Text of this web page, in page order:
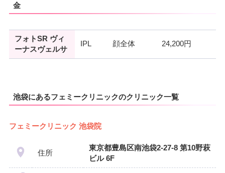
金
フォトSR ヴィ
ーナスヴェルサ
IPL 顔全体 24,200円
池袋にあるフェミークリニックのクリニック一覧
フェミークリニック 池袋院
住所
東京都豊島区南池袋2-27-8 第10野萩
ビル 6F